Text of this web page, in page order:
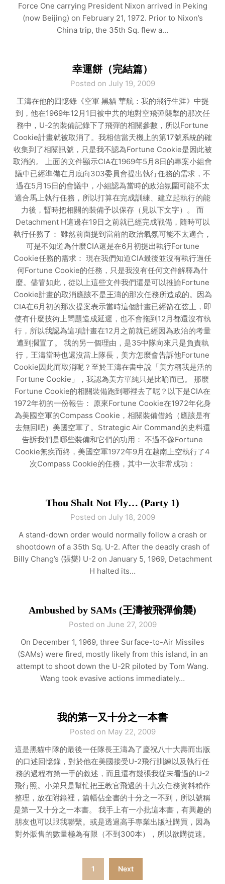
Force One carrying President Nixon arrived in Peking
(now Beijing) on February 21, 1972. Prior to Nixon’s
China trip, the 35th Sq. flew a…
幸運餅（完結篇）
Posted on July 19, 2009
王濤在他的回憶錄《空軍 黑貓 華航：我的飛行生涯》中提
到，他在1969年12月1日被中共的地對空飛彈襲擊的那次任
務中，U-2的裝備記錄下了飛彈的相關參數，所以Fortune
Cookie計畫就被取消了。我相信當天機上的第17號系統的確
收集到了相關訊號，只是我不認為Fortune Cookie是因此被
取消的。 上面的文件顯示CIA在1969年5月8日的專案小組會
議中已經準備在月底向303委員會提出執行任務的需求，不
過在5月15日的會議中，小組認為當時的政治氛圍可能不太
適合馬上執行任務，所以打算在完成訓練、建立起執行的能
力後，暫時把相關的裝備予以保存（見以下文字）。 而
Detachment H這邊在19日之前就已經完成戰備，隨時可以
執行任務了： 雖然前面提到當前的政治氣氛可能不太適合，
可是不知道為什麼CIA還是在6月初提出執行Fortune
Cookie任務的需求： 現在我們知道CIA最後並沒有執行過任
何Fortune Cookie的任務，只是我沒有任何文件解釋為什
麼。儘管如此，從以上這些文件我們還是可以推論Fortune
Cookie計畫的取消應該不是王濤的那次任務所造成的。因為
CIA在6月初的那次提案表示當時這個計畫已經箭在弦上，即
使有什麼技術上問題造成延遲，也不會拖到12月都還沒有執
行，所以我認為這項計畫在12月之前就已經因為政治的考量
遭到擱置了。 我的另一個理由，是35中隊向來只是負責執
行，王濤當時也還沒當上隊長，美方怎麼會告訴他Fortune
Cookie因此而取消呢？至於王濤在書中說「美方稱我是活的
Fortune Cookie」，我認為美方單純只是比喻而已。 那麼
Fortune Cookie的相關裝備跑到哪裡去了呢？以下是CIA在
1972年初的一份報告： 原來Fortune Cookie在1972年化身
為美國空軍的Compass Cookie，相關裝備借給（應該是有
去無回吧）美國空軍了。Strategic Air Command的史料還
告訴我們是哪些裝備和它們的功用： 不過不像Fortune
Cookie無疾而終，美國空軍1972年9月在越南上空執行了4
次Compass Cookie的任務，其中一次非常成功：
Thou Shalt Not Fly… (Party 1)
Posted on July 18, 2009
A stand-down order would normally follow a crash or
shootdown of a 35th Sq. U-2. After the deadly crash of
Billy Chang’s (張燮) U-2 on January 5, 1969, Detachment
H halted its…
Ambushed by SAMs (王濤被飛彈偷襲)
Posted on June 27, 2009
On December 1, 1969, three Surface-to-Air Missiles
(SAMs) were fired, mostly likely from this island, in an
attempt to shoot down the U-2R piloted by Tom Wang.
Wang took evasive actions immediately…
我的第一又十分之一本書
Posted on May 22, 2009
這是黑貓中隊的最後一任隊長王濤為了慶祝八十大壽而出版
的口述回憶錄，對於他在美國接受U-2飛行訓練以及執行任
務的過程有第一手的敘述，而且還有幾張我從未看過的U-2
飛行照。小弟只是幫忙把王教官飛過的十九次任務資料稍作
整理，放在附錄裡，篇幅佔全書的十分之一不到，所以號稱
是第一又十分之一本書。 我手上有一小批這本書，有興趣的
朋友也可以跟我聯繫。或是透過高手專業出版社購買，因為
對外販售的數量極為有限（不到300本），所以欲購從速。
1 Next